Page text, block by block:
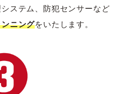
ステム、防犯センサーなど
ニングをいたします。